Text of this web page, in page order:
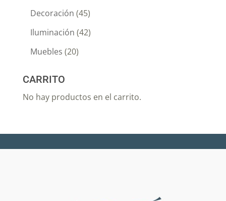
Decoración (45)
Iluminación (42)
Muebles (20)
CARRITO
No hay productos en el carrito.